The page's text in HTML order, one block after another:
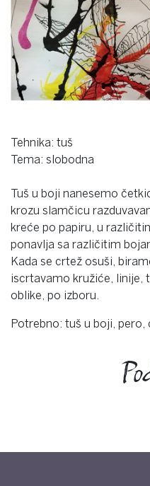
Tehnika: tuš
Tema: slobodna
Tuš u boji nanesemo
krozu slamčicu
kreće po papiru, u
ponavlja sa različitim
Kada se crtež osuši,
iscrtavamo kružiće, linije,
oblike, po izboru.
Potrebno: tuš u boji,